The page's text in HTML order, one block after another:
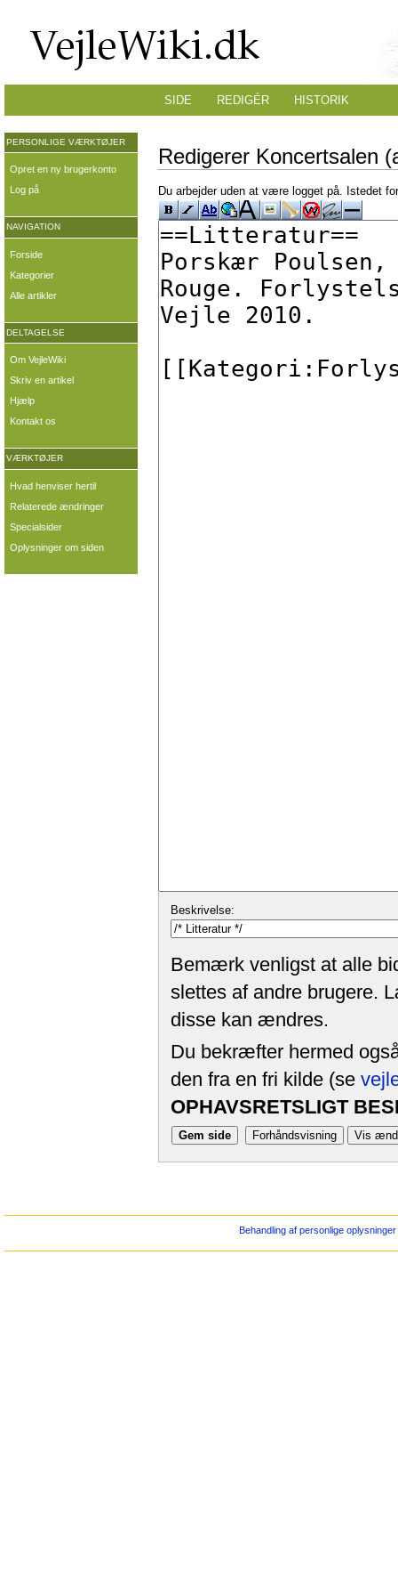
Redigerer Koncertsalen
Du arbejder uden at være logget på. Istedet
Beskrivelse:
Bemærk venligst at alle
slettes af andre brugere.
disse kan ændres.
Du bekræfter hermed
den fra en fri kilde (se
OPHAVSRETSLIGT
SIDE REDIGÉR HISTORIK
PERSONLIGE VÆRKTØJER
Opret en ny brugerkonto
Log på
NAVIGATION
Forside
Kategorier
Alle artikler
DELTAGELSE
Om VejleWiki
Skriv en artikel
Hjælp
Kontakt os
VÆRKTØJER
Hvad henviser hertil
Relaterede ændringer
Specialsider
Oplysninger om siden
Behandling af personlige oplysninger